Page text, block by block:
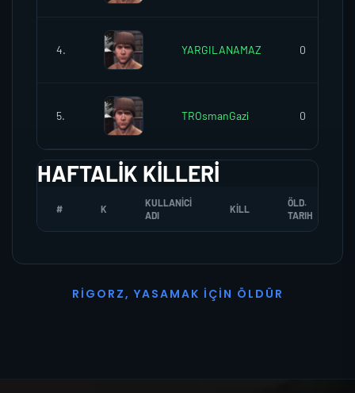
4. YARGILANAMAZ 0
5. TROsmanGazi 0
HAFTALIK KILLERI
# K
KULLANICI
ADI
KILL
ÖLD.
TARIH
R I G O R Z, YASAMAK İ ÇI N Ö L D Ü R